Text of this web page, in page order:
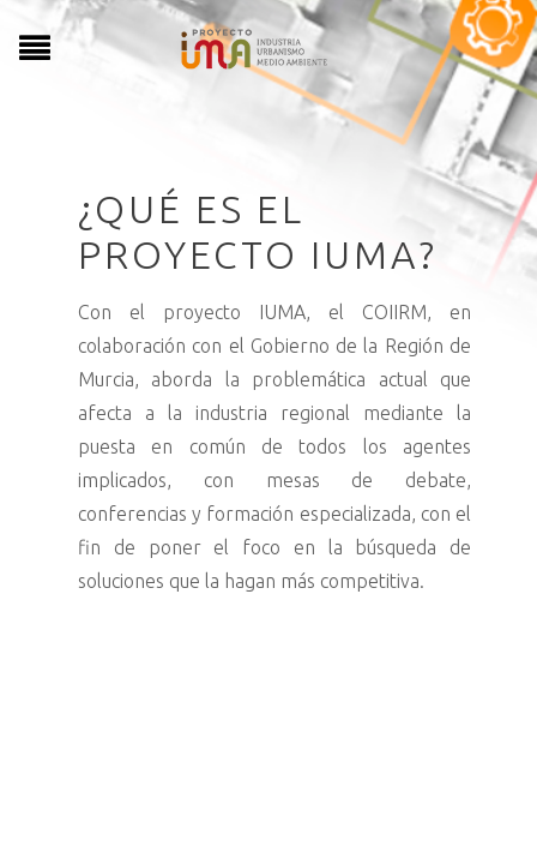
¿QUÉ ES EL
PROYECTO IUMA?
Con el proyecto IUMA, el COIIRM, en
colaboración con el Gobierno de la Región de
Murcia, aborda la problemática actual que
afecta a la industria regional mediante la
puesta en común de todos los agentes
implicados, con mesas de debate,
conferencias y formación especializada, con el
fin de poner el foco en la búsqueda de
soluciones que la hagan más competitiva.